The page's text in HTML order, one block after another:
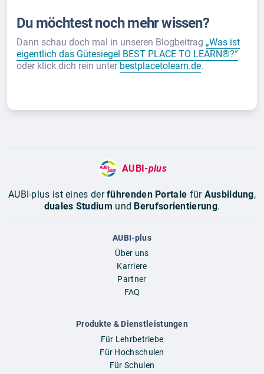
Du möchtest noch mehr wissen?
Dann schau doch mal in unseren Blogbeitrag „Was ist
eigentlich das Gütesiegel BEST PLACE TO LEARN®?“
oder klick dich rein unter bestplacetolearn.de.
AUBI-plus
AUBI-plus ist eines derführenden Portale für Ausbildung,
duales Studium und Berufsorientierung.
AUBI-plus
Über uns
Karriere
Partner
FAQ
Produkte & Dienstleistungen
Für Lehrbetriebe
Für Hochschulen
Für Schulen